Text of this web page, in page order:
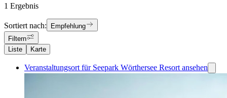
1 Ergebnis
Sortiert nach:
Empfehlung
Filtern
Liste
Karte
Veranstaltungsort für Seepark Wörthersee Resort ansehen